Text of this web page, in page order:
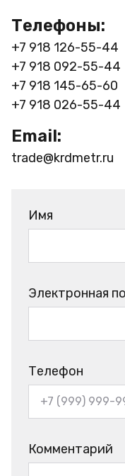
Телефоны:
+7 918 126-55-44
+7 918 092-55-44
+7 918 145-65-60
+7 918 026-55-44
Email:
trade@krdmetr.ru
Имя
Электронная
Телефон
Комментарий